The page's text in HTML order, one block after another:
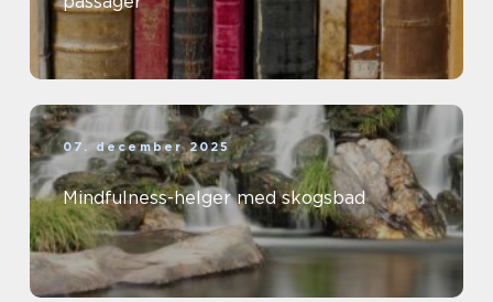
07. december 2025
Mindfulness-helger med skogsbad